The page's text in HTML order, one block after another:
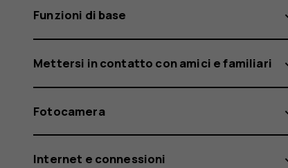
Funzioni di base
Mettersi in contatto con amici e familiari
Fotocamera
Internet e connessioni